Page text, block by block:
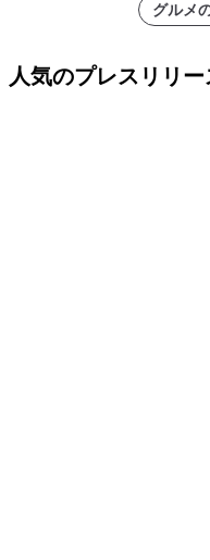
グルメ
人気のプレスリリー